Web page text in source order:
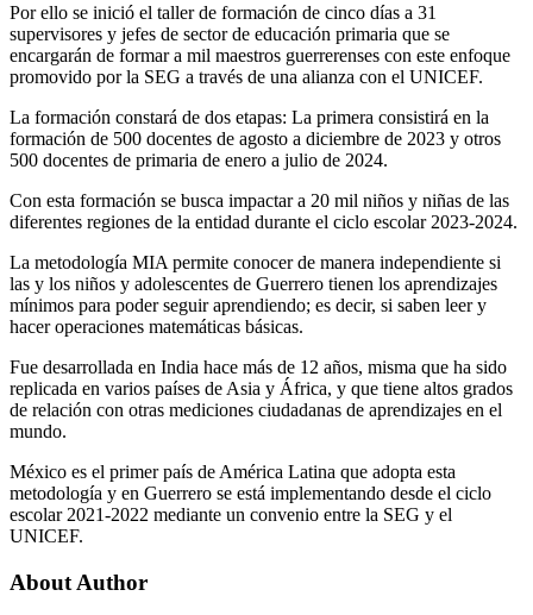
Por ello se inició el taller de formación de cinco días a 31
supervisores y jefes de sector de educación primaria que se
encargarán de formar a mil maestros guerrerenses con este enfoque
promovido por la SEG a través de una alianza con el UNICEF.
La formación constará de dos etapas: La primera consistirá en la
formación de 500 docentes de agosto a diciembre de 2023 y otros
500 docentes de primaria de enero a julio de 2024.
Con esta formación se busca impactar a 20 mil niños y niñas de las
diferentes regiones de la entidad durante el ciclo escolar 2023-2024.
La metodología MIA permite conocer de manera independiente si
las y los niños y adolescentes de Guerrero tienen los aprendizajes
mínimos para poder seguir aprendiendo; es decir, si saben leer y
hacer operaciones matemáticas básicas.
Fue desarrollada en India hace más de 12 años, misma que ha sido
replicada en varios países de Asia y África, y que tiene altos grados
de relación con otras mediciones ciudadanas de aprendizajes en el
mundo.
México es el primer país de América Latina que adopta esta
metodología y en Guerrero se está implementando desde el ciclo
escolar 2021-2022 mediante un convenio entre la SEG y el
UNICEF.
About Author